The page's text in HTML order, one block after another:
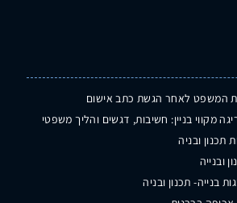
המשפט לאחר הגשת כתב אישום
מקווי בניין: חשיבות, דגשים והליך משפטי
תכנון ובניה
ובנייה
בנייה- תכנון ובניה